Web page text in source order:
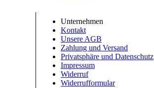
Unternehmen
Kontakt
Unsere AGB
Zahlung und Versand
Privatsphäre und Datenschutz
Impressum
Widerruf
Widerrufformular